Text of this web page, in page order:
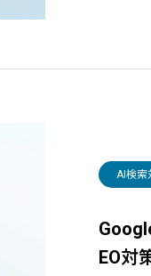
AI検索
EO対